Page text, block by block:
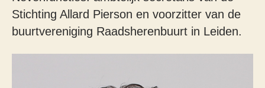
Stichting Allard Pierson en voorzitter van de
buurtvereniging Raadsherenbuurt in Leiden.